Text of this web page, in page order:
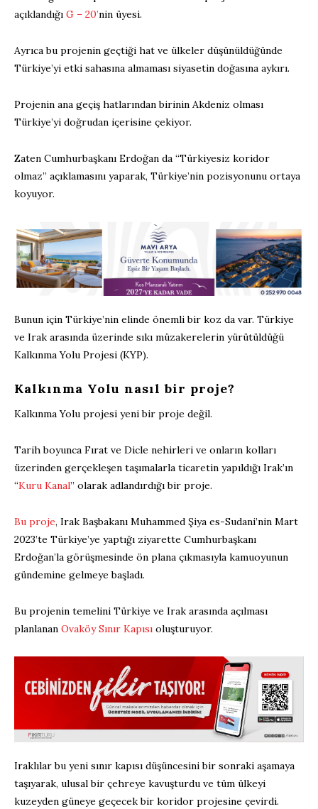
açıklandığı G – 20’nin üyesi.
Ayrıca bu projenin geçtiği hat ve ülkeler düşünüldüğünde
Türkiye’yi etki sahasına almaması siyasetin doğasına aykırı.
Projenin ana geçiş hatlarından birinin Akdeniz olması
Türkiye’yi doğrudan içerisine çekiyor.
Zaten Cumhurbaşkanı Erdoğan da “Türkiyesiz koridor
olmaz” açıklamasını yaparak, Türkiye’nin pozisyonunu ortaya
koyuyor.
Bunun için Türkiye’nin elinde önemli bir koz da var. Türkiye
ve Irak arasında üzerinde sıkı müzakerelerin yürütüldüğü
Kalkınma Yolu Projesi (KYP).
Kalkınma Yolu nasıl bir proje?
Kalkınma Yolu projesi yeni bir proje değil.
Tarih boyunca Fırat ve Dicle nehirleri ve onların kolları
üzerinden gerçekleşen taşımalarla ticaretin yapıldığı Irak’ın
“Kuru Kanal” olarak adlandırdığı bir proje.
Bu proje, Irak Başbakanı Muhammed Şiya es-Sudani’nin Mart
2023’te Türkiye’ye yaptığı ziyarette Cumhurbaşkanı
Erdoğan’la görüşmesinde ön plana çıkmasıyla kamuoyunun
gündemine gelmeye başladı.
Bu projenin temelini Türkiye ve Irak arasında açılması
planlanan Ovaköy Sınır Kapısı oluşturuyor.
Iraklılar bu yeni sınır kapısı düşüncesini bir sonraki aşamaya
taşıyarak, ulusal bir çehreye kavuşturdu ve tüm ülkeyi
kuzeyden güneye geçecek bir koridor projesine çevirdi.